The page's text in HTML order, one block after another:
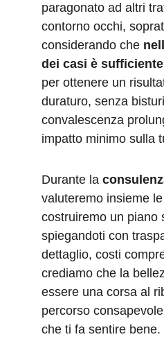
paragonato ad altri
contorno occhi,
considerando che
dei casi è
per ottenere un
duraturo, senza
convalescenza
impatto minimo sulla
Durante la
valuteremo insieme
costruiremo un piano
spiegandoti con
dettaglio, costi
crediamo che la
essere una corsa al
percorso
che ti fa sentire bene.